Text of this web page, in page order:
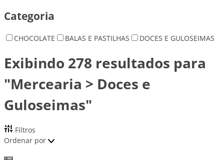
Categoria
CHOCOLATE BALAS E PASTILHAS DOCES E GULOSEIMAS
Exibindo 278 resultados para
"Mercearia > Doces e
Guloseimas"
Filtros
Ordenar por